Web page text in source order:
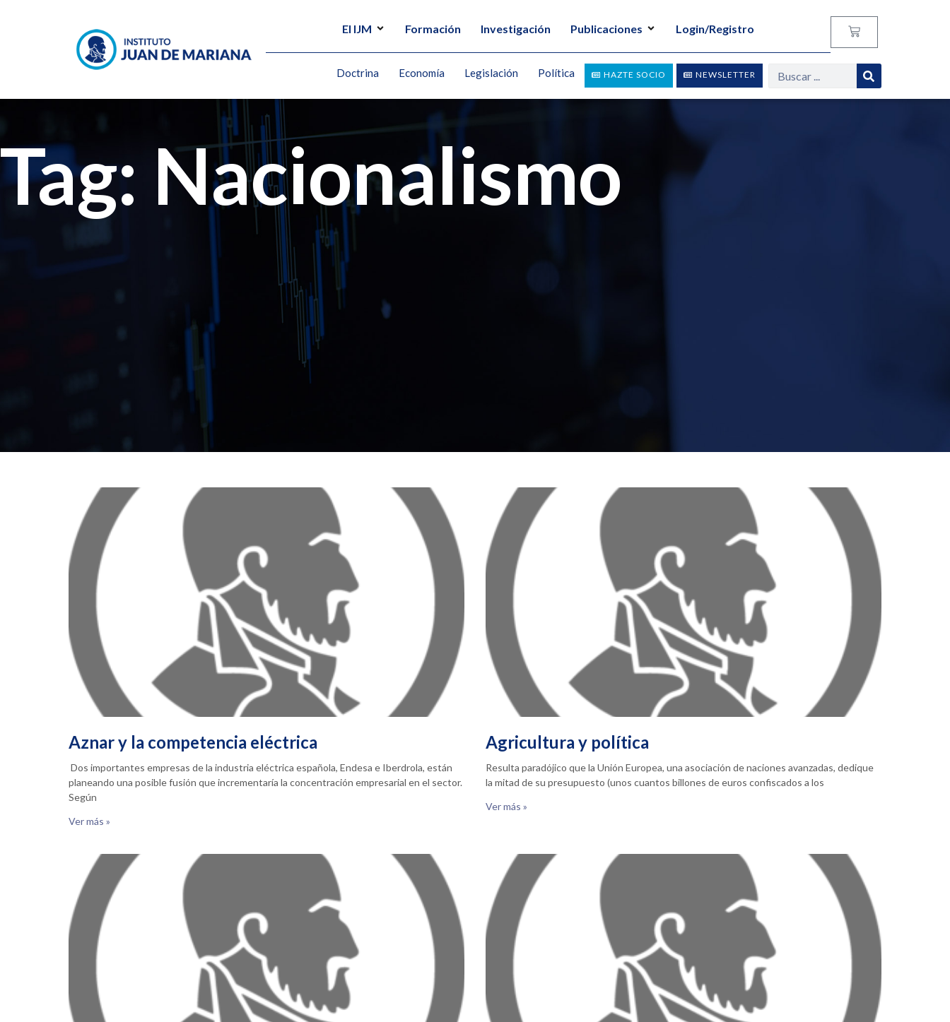
El IJM Formación Investigación Publicaciones Login/Registro
NEWSLETTER
HAZTE SOCIO
Doctrina Economía Legislación Política
Tag: Nacionalismo
Aznar y la competencia eléctrica
Dos importantes empresas de la industria eléctrica española, Endesa e Iberdrola, están
planeando una posible fusión que incrementaría la concentración empresarial en el sector.
Según
Ver más »
Agricultura y política
Resulta paradójico que la Unión Europea, una asociación de naciones avanzadas, dedique
la mitad de su presupuesto (unos cuantos billones de euros confiscados a los
Ver más »